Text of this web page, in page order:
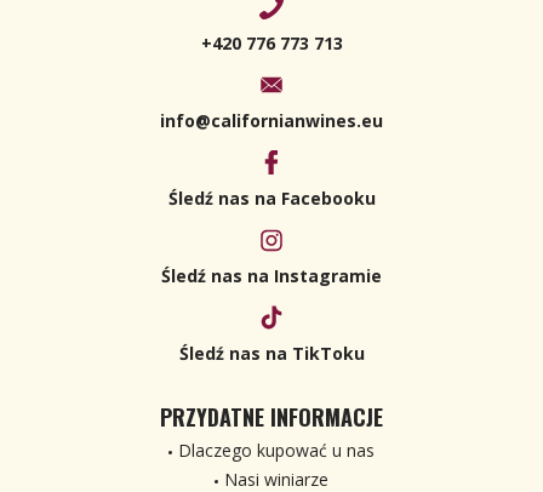
+420 776 773 713
info@californianwines.eu
Śledź nas na Facebooku
Śledź nas na Instagramie
Śledź nas na TikToku
PRZYDATNE INFORMACJE
Dlaczego kupować u nas
Nasi winiarze